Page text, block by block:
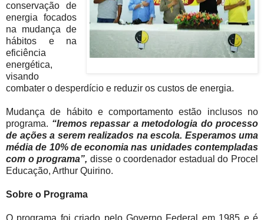
conservação de
energia focados
na mudança de
hábitos e na
eficiência
energética,
visando
combater o desperdício e reduzir os custos de energia.
Mudança de hábito e comportamento estão inclusos no
programa. “Iremos repassar a metodologia do processo
de ações a serem realizados na escola. Esperamos uma
média de 10% de economia nas unidades contempladas
com o programa”, disse o coordenador estadual do Procel
Educação, Arthur Quirino.
Sobre o Programa